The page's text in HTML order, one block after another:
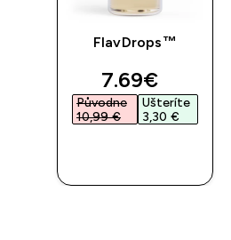
FlavDrops™
discounted
7.69€‎
Původne
10,99 €‎
Ušteríte
3,30 €‎